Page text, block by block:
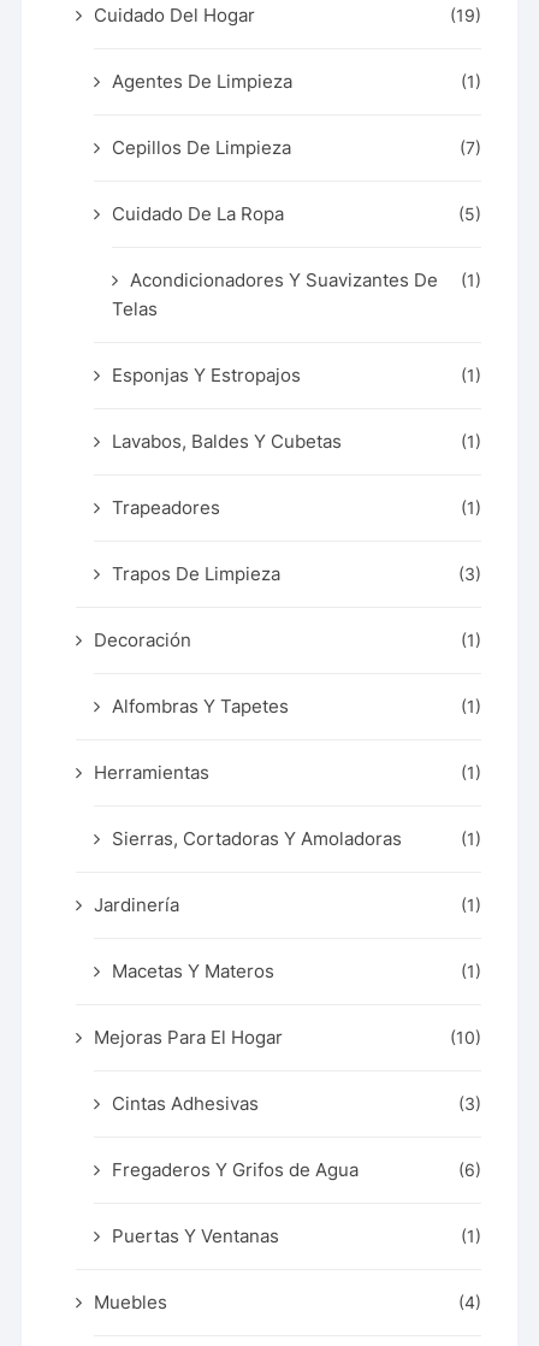
Cuidado Del Hogar (19)
Agentes De Limpieza (1)
Cepillos De Limpieza (7)
Cuidado De La Ropa (5)
Acondicionadores Y Suavizantes De
Telas
(1)
Esponjas Y Estropajos (1)
Lavabos, Baldes Y Cubetas (1)
Trapeadores (1)
Trapos De Limpieza (3)
Decoración (1)
Alfombras Y Tapetes (1)
Herramientas (1)
Sierras, Cortadoras Y Amoladoras (1)
Jardinería (1)
Macetas Y Materos (1)
Mejoras Para El Hogar (10)
Cintas Adhesivas (3)
Fregaderos Y Grifos de Agua (6)
Puertas Y Ventanas (1)
Muebles (4)